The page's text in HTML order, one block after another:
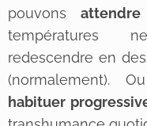
pouvons
températures
redescendre en
(normalement).
habituer